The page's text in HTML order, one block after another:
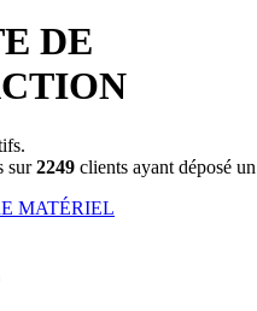
DE
sur2249 clients ayant déposé
MATÉRIEL